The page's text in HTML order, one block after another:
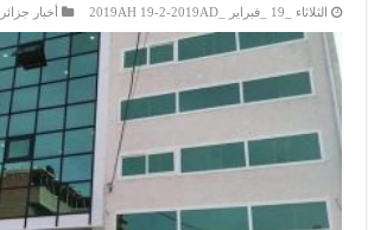
الثلاثاء _19 _فبراير _2019AH 19-2-2019AD أخبار